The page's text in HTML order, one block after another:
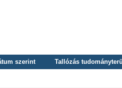
szerint
Tallózás